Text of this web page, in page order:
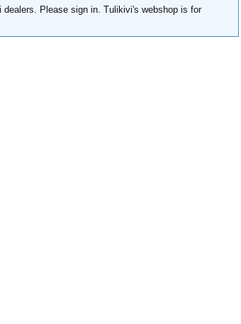
Please sign in. Tulikivi's webshop is for